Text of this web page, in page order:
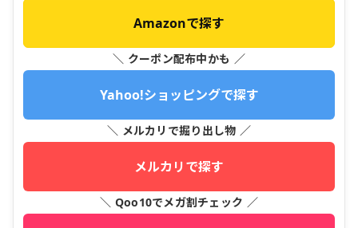
Amazonで探す
＼ クーポン配布中かも ／
Yahoo!ショッピングで探す
＼ メルカリで掘り出し物 ／
メルカリで探す
＼ Qoo10でメガ割チェック ／